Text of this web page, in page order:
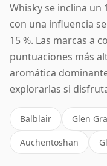
Whisky se inclina un
con una influencia
15 %. Las marcas a
puntuaciones más
aromática
explorarlas si
Balblair Glen
Auchentoshan